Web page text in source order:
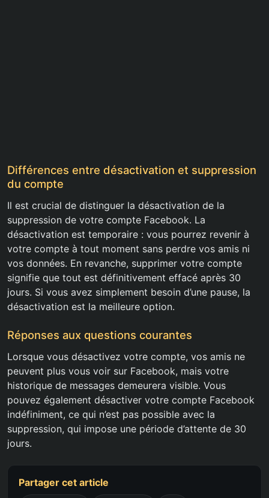
Différences entre désactivation et suppression
du compte
Il est crucial de distinguer la désactivation de la
suppression de votre compte Facebook. La
désactivation est temporaire : vous pourrez revenir à
votre compte à tout moment sans perdre vos amis ni
vos données. En revanche, supprimer votre compte
signifie que tout est définitivement effacé après 30
jours. Si vous avez simplement besoin d’une pause, la
désactivation est la meilleure option.
Réponses aux questions courantes
Lorsque vous désactivez votre compte, vos amis ne
peuvent plus vous voir sur Facebook, mais votre
historique de messages demeurera visible. Vous
pouvez également désactiver votre compte Facebook
indéfiniment, ce qui n’est pas possible avec la
suppression, qui impose une période d’attente de 30
jours.
Partager cet article